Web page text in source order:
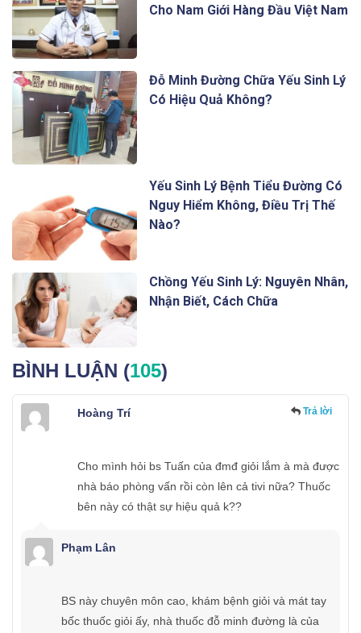
Cho Nam Giới Hàng Đầu Việt Nam
Đỗ Minh Đường Chữa Yếu Sinh Lý
Có Hiệu Quả Không?
Yếu Sinh Lý Bệnh Tiểu Đường Có
Nguy Hiểm Không, Điều Trị Thế
Nào?
Chồng Yếu Sinh Lý: Nguyên Nhân,
Nhận Biết, Cách Chữa
BÌNH LUẬN (105)
Hoàng Trí Trả lời
Cho mình hỏi bs Tuấn của đmđ giỏi lắm à mà được
nhà báo phòng vấn rồi còn lên cả tivi nữa? Thuốc
bên này có thật sự hiệu quả k??
Phạm Lân
BS này chuyên môn cao, khám bệnh giỏi và mát tay
bốc thuốc giỏi ấy, nhà thuốc đỗ minh đường là của